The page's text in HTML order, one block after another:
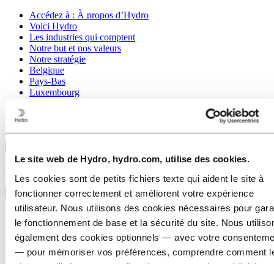
Le site web de Hydro, hydro.com, utilise des cookies.
Les cookies sont de petits fichiers texte qui aident le site à
fonctionner correctement et améliorent votre expérience
utilisateur. Nous utilisons des cookies nécessaires pour
le fonctionnement de base et la sécurité du site. Nous
également des cookies optionnels — avec votre
— pour mémoriser vos préférences, comprendre comment
Accédez à : À propos d’Hydro
Voici Hydro
Les industries qui comptent
Notre but et nos valeurs
Notre stratégie
Belgique
Pays-Bas
Luxembourg
Fermer